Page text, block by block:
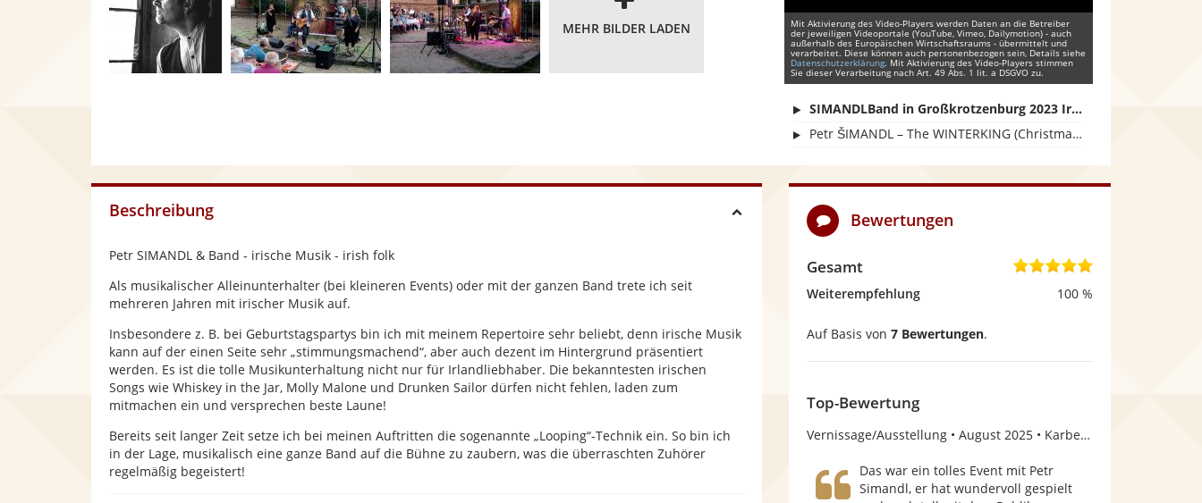
MEHR BILDER LADEN Mit Aktivierung des Video-Players werden Daten an die Betreiber
der jeweiligen Videoportale (YouTube, Vimeo, Dailymotion) - auch
außerhalb des Europäischen Wirtschaftsraums - übermittelt und
verarbeitet. Diese können auch personenbezogen sein, Details siehe
Datenschutzerklärung. Mit Aktivierung des Video-Players stimmen
Sie dieser Verarbeitung nach Art. 49 Abs. 1 lit. a DSGVO zu.
SIMANDLBand in Großkrotzenburg 2023 Irish Folk
Petr ŠIMANDL – The WINTERKING (Christmas Song) – (Lyrics & Chords) - eigenes Lied
Beschreibung
Petr SIMANDL & Band - irische Musik - irish folk
Als musikalischer Alleinunterhalter (bei kleineren Events) oder mit der ganzen Band trete ich seit
mehreren Jahren mit irischer Musik auf.
Insbesondere z. B. bei Geburtstagspartys bin ich mit meinem Repertoire sehr beliebt, denn irische Musik
kann auf der einen Seite sehr „stimmungsmachend“, aber auch dezent im Hintergrund präsentiert
werden. Es ist die tolle Musikunterhaltung nicht nur für Irlandliebhaber. Die bekanntesten irischen
Songs wie Whiskey in the Jar, Molly Malone und Drunken Sailor dürfen nicht fehlen, laden zum
mitmachen ein und versprechen beste Laune!
Bereits seit langer Zeit setze ich bei meinen Auftritten die sogenannte „Looping“-Technik ein. So bin ich
in der Lage, musikalisch eine ganze Band auf die Bühne zu zaubern, was die überraschten Zuhörer
regelmäßig begeistert!
Bewertungen
Gesamt
5
Weiterempfehlung 100 %
Auf Basis von 7 Bewertungen.
Top-Bewertung
Vernissage/Ausstellung August 2025 Karben, Hessen
Das war ein tolles Event mit Petr
Simandl, er hat wundervoll gespielt